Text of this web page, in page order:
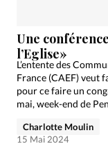
Une
l’Eglise»
L’entente des
France (CAEF) veut
pour ce faire un
mai, week-end de
Charlotte Moulin
15 Mai 2024